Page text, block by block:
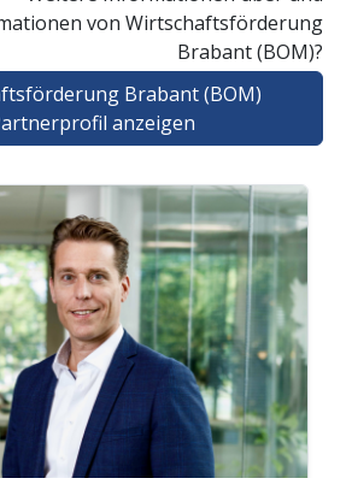
von Wirtschaftsförderung
Brabant (BOM)?
Brabant (BOM)
anzeigen